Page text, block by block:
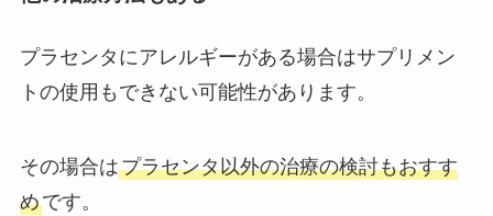
プラセンタにアレルギーがある場合はサプリメン
トの使用もできない可能性があります。
その場合はプラセンタ以外の治療の検討もおすす
めです。